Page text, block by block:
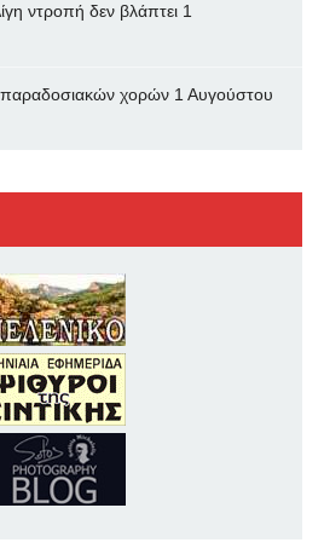
ντροπή δεν βλάπτει 1
χορών 1 Αυγούστου